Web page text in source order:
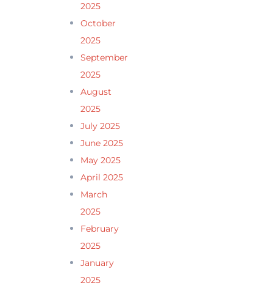
2025
October
2025
September
2025
August
2025
July 2025
June 2025
May 2025
April 2025
March
2025
February
2025
January
2025